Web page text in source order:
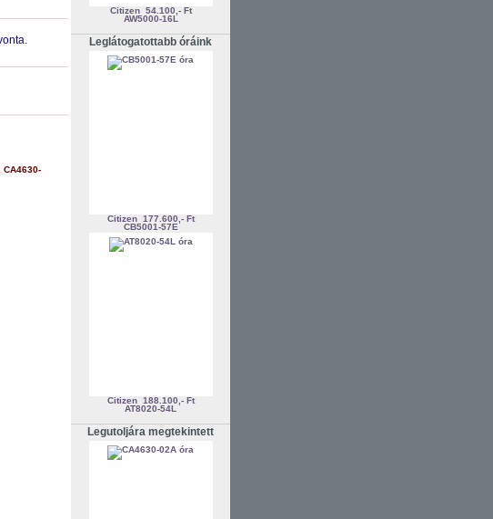
CA4630-
Citizen 54.100,- Ft
AW5000-16L
Leglátogatottabb óráink
Citizen 177.600,- Ft
CB5001-57E
Citizen 188.100,- Ft
AT8020-54L
Legutoljára megtekintett